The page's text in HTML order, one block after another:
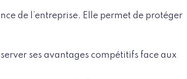
de l’entreprise. Elle permet de protéger
ses avantages compétitifs face aux